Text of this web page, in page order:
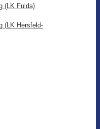
(LK Fulda)
(LK Hersfeld-